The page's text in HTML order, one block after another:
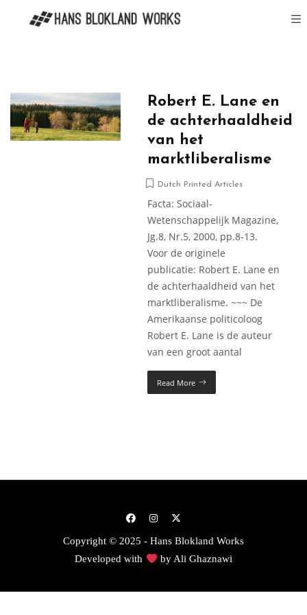
Robert E. Lane en
de achterhaaldheid
van het
marktliberalisme
Dutch Printed Articles
Facta: Sociaal-
Wetenschappelijk Magazine,
Jg.8, Nr.5, 2000, pp.8-13.
Voor de originele
publicatie: Robert E. Lane en
de achterhaaldheid van het
marktliberalisme. ~~~ De
Amerikaanse politicoloog
Robert E. Lane is de auteur
van een groot aantal
Read More
Copyright © 2025 - Hans Blokland Works
Developed with
by Ali Ghaznawi